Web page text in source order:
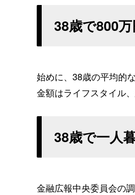
38歳で800
始めに、38歳の平均的
金額はライフスタイル
38歳で一人
金融広報中央委員会の